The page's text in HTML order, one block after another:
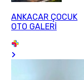
ANKACAR ÇOCUK
OTO GALERİ